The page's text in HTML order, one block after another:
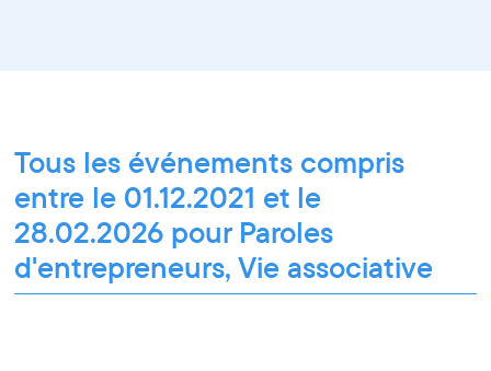
Tous les événements compris
entre le 01.12.2021 et le
28.02.2026 pour Paroles
d'entrepreneurs, Vie associative